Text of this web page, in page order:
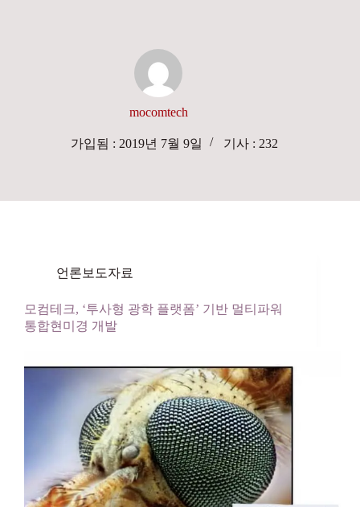
mocomtech
가입됨 : 2019년 7월 9일 기사 : 232
언론보도자료
모컴테크, ‘투사형 광학 플랫폼’ 기반 멀티파워
통합현미경 개발